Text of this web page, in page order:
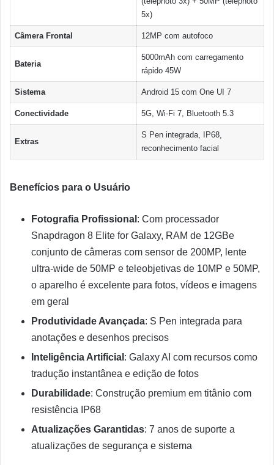
5x)
Câmera Frontal 12MP com autofoco
Bateria
5000mAh com carregamento
rápido 45W
Sistema Android 15 com One UI 7
Conectividade 5G, Wi-Fi 7, Bluetooth 5.3
Extras
S Pen integrada, IP68,
reconhecimento facial
Benefícios para o Usuário
Fotografia Profissional : Com processador
Snapdragon 8 Elite for Galaxy, RAM de 12GBe
conjunto de câmeras com sensor de 200MP, lente
ultra-wide de 50MP e teleobjetivas de 10MP e 50MP,
o aparelho é excelente para fotos, vídeos e imagens
em geral
Produtividade Avançada: S Pen integrada para
anotações e desenhos precisos
Inteligência Artificial : Galaxy AI com recursos como
tradução instantânea e edição de fotos
Durabilidade: Construção premium em titânio com
resistência IP68
Atualizações Garantidas: 7 anos de suporte a
atualizações de segurança e sistema